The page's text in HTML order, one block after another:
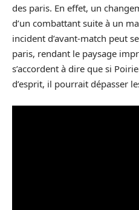
des paris. En effet, un
d’un combattant suite à un
incident d’avant-match peut
paris, rendant le paysage
s’accordent à dire que si
d’esprit, il pourrait dépasser